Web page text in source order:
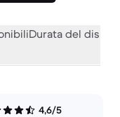
Durata del
4,6/5